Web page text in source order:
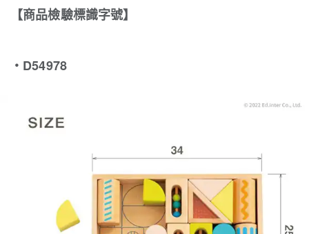
【商品檢驗標識字號】
・D54978